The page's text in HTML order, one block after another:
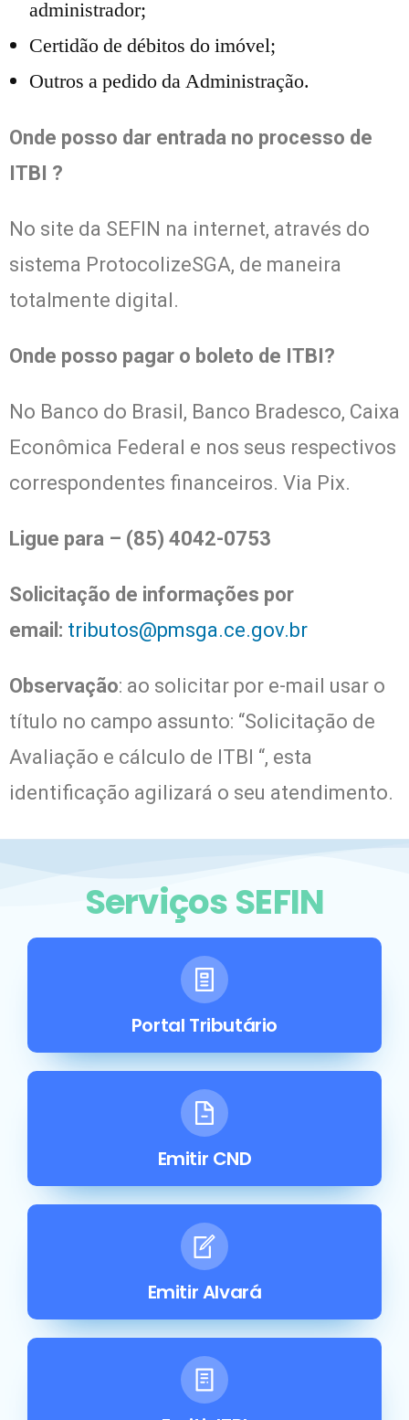
administrador;
Certidão de débitos do imóvel;
Outros a pedido da Administração.
Onde posso dar entrada no processo de
ITBI ?
No site da SEFIN na internet, através do
sistema ProtocolizeSGA, de maneira
totalmente digital.
Onde posso pagar o boleto de ITBI?
No Banco do Brasil, Banco Bradesco, Caixa
Econômica Federal e nos seus respectivos
correspondentes financeiros. Via Pix.
Ligue para – (85) 4042-0753
Solicitação de informações por
email: tributos@pmsga.ce.gov.br
Observação: ao solicitar por e-mail usar o
título no campo assunto: “Solicitação de
Avaliação e cálculo de ITBI “, esta
identificação agilizará o seu atendimento.
Serviços SEFIN
Portal Tributário
Emitir CND
Emitir Alvará